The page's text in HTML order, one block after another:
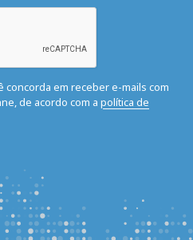
concorda em receber e-mails com
de acordo com a política de